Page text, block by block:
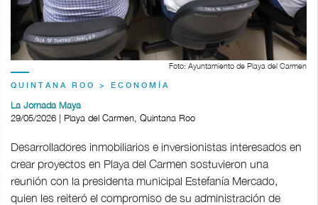
Foto: Ayuntamiento de Playa del Carmen
QUINTANA ROO > ECONOMÍA
La Jornada Maya
29/05/2026 | Playa del Carmen, Quintana Roo
Desarrolladores inmobiliarios e inversionistas interesados en
crear proyectos en Playa del Carmen sostuvieron una
reunión con la presidenta municipal Estefanía Mercado,
quien les reiteró el compromiso de su administración de